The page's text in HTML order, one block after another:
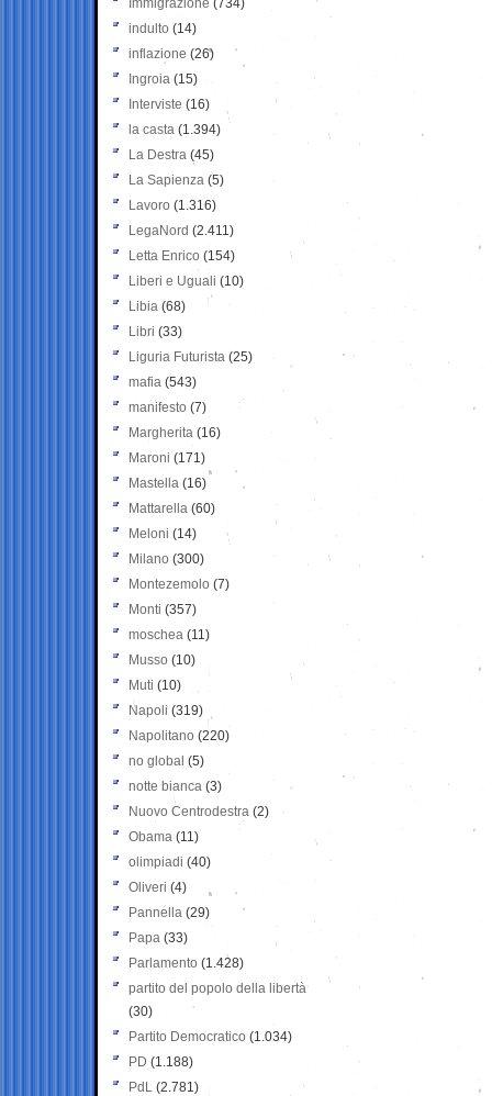
Immigrazione (734)
indulto (14)
inflazione (26)
Ingroia (15)
Interviste (16)
la casta (1.394)
La Destra (45)
La Sapienza (5)
Lavoro (1.316)
LegaNord (2.411)
Letta Enrico (154)
Liberi e Uguali (10)
Libia (68)
Libri (33)
Liguria Futurista (25)
mafia (543)
manifesto (7)
Margherita (16)
Maroni (171)
Mastella (16)
Mattarella (60)
Meloni (14)
Milano (300)
Montezemolo (7)
Monti (357)
moschea (11)
Musso (10)
Muti (10)
Napoli (319)
Napolitano (220)
no global (5)
notte bianca (3)
Nuovo Centrodestra (2)
Obama (11)
olimpiadi (40)
Oliveri (4)
Pannella (29)
Papa (33)
Parlamento (1.428)
partito del popolo della libertà
(30)
Partito Democratico (1.034)
PD (1.188)
PdL (2.781)